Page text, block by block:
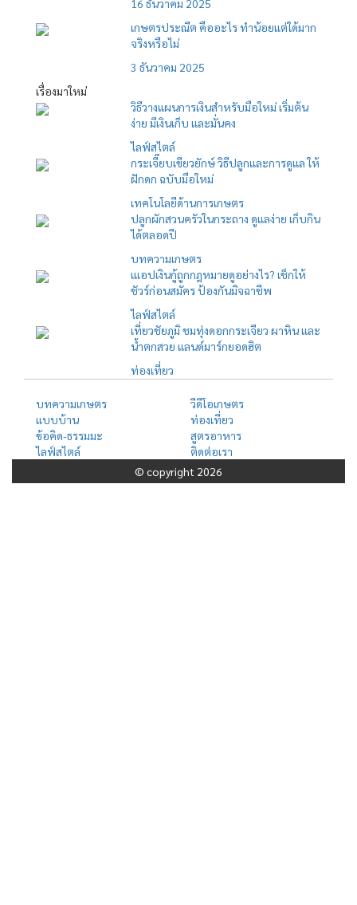
16 ธันวาคม 2025
เกษตรประณีต คืออะไร ทำน้อยแต่ใด้มาก
จริงหรือไม่
3 ธันวาคม 2025
เรื่องมาใหม่
วิธีวางแผนการเงินสำหรับมือใหม่ เริ่มต้น
ง่าย มีเงินเก็บ และมั่นคง
ไลฟ์สไตล์
กระเจี๊ยบเขียวยักษ์ วิธีปลูกและการดูแล ให้
ฝักดก ฉบับมือใหม่
เทคโนโลยีด้านการเกษตร
ปลูกผักสวนครัวในกระถาง ดูแลง่าย เก็บกิน
ได้ตลอดปี
บทความเกษตร
เแอปเงินกู้ถูกกฎหมายดูอย่างไร? เช็กให้
ชัวร์ก่อนสมัคร ป้องกันมิจฉาชีพ
ไลฟ์สไตล์
เที่ยวชัยภูมิ ชมทุ่งดอกกระเจียว ผาหิน และ
น้ำตกสวย แลนด์มาร์กยอดฮิต
ท่องเที่ยว
บทความเกษตร
วีดีโอเกษตร
แบบบ้าน
ท่องเที่ยว
ข้อคิด-ธรรมมะ
สูตรอาหาร
ไลฟ์สไตล์
ติดต่อเรา
© copyright 2026